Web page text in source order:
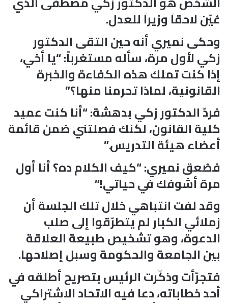
عُيّن لاحقاً وزيراً للعدل.
وحكى نميري أنه حين التقى الدكتور
زكي لأول مرة، سأله مستغرباً: “يا أخي،
إذا كنت تملك هذه الكفاءة والخبرة
القانونية، لماذا تحرمنا منها؟”
فردّ الدكتور زكي بدهشة: “أنا كنت عميد
كلية القانون، لكنك فصلتني ضمن قائمة
أعضاء هيئة التدريس.”
فصُعق نميري: “كيف الكلام ده؟ أنا أول
مرة أشوفك في حياتي!”
وقد لفت انتباهي خلال تلك الجلسة أن
زملائي الكبار لم يتطرّقوا إلى صلب
الدعوة، وهو تشخيص طبيعة العلاقة
بين الجامعة والحكومة وسبل إصلاحها.
فتجرّأت وذكّرت الرئيس بتصريح أطلقه في
أحد خطاباته، دعا فيه الاتحاد الاشتراكي